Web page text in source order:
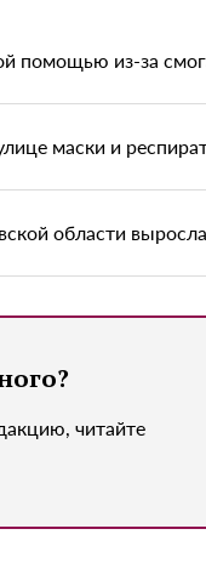
помощью из-за
маски и
области
читайте